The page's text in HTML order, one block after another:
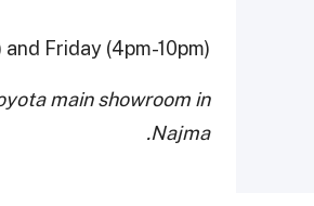
Friday (4pm-10pm)
main showroom in
Najma.